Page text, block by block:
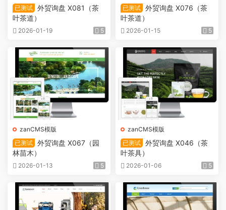
已测试 外贸询盘 X081（茶
叶茶道）
2026-01-19 5
已测试 外贸询盘 X076（茶
叶茶道）
2026-01-15 5
zanCMS模版
已测试 外贸询盘 X067（园
林苗木）
2026-01-13 5
zanCMS模版
已测试 外贸询盘 X046（茶
叶茶具）
2026-01-06 5